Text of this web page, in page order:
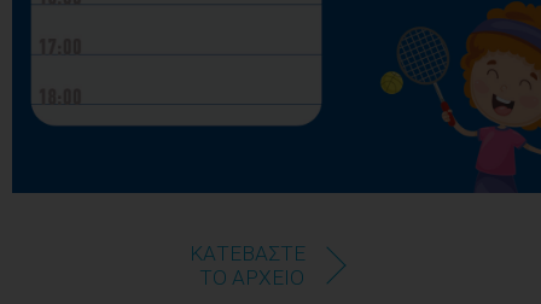
ΚΑΤΕΒΑΣΤΕ
ΤΟ ΑΡΧΕΙΟ